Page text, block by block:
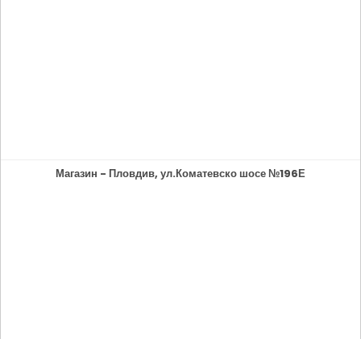
Магазин - Пловдив, ул.Коматевско шосе №196Е